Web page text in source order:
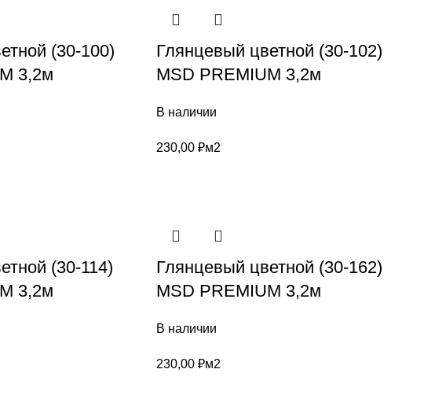
(30-100)
3,2м
Глянцевый цветной (30-102)
MSD PREMIUM 3,2м
В наличии
230,00 ₽м2
(30-114)
3,2м
Глянцевый цветной (30-162)
MSD PREMIUM 3,2м
В наличии
230,00 ₽м2